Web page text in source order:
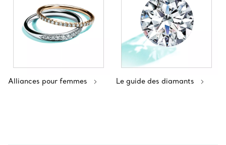
Alliances pour femmes Le guide des diamants